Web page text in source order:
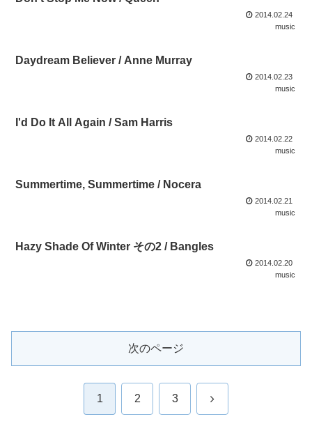
2014.02.24
music
Daydream Believer / Anne Murray
2014.02.23
music
I'd Do It All Again / Sam Harris
2014.02.22
music
Summertime, Summertime / Nocera
2014.02.21
music
Hazy Shade Of Winter その2 / Bangles
2014.02.20
music
次のページ
1 2 3 次